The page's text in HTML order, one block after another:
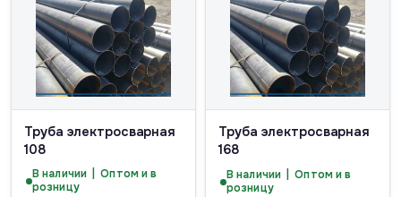
Труба электросварная
108
В наличии | Оптом и в
розницу
Труба электросварная
168
В наличии | Оптом и в
розницу